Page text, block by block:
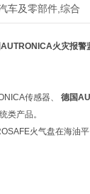
车及零部件,综合
火灾报警
传感器、 德国
类产品。
火气盘在海油